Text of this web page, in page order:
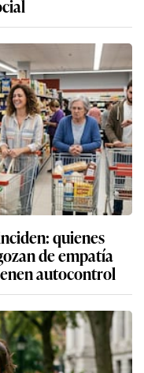
quienes
de empatía
autocontrol